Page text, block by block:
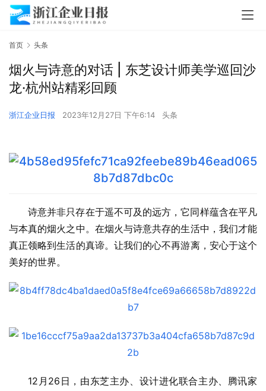
首页 头条
烟火与诗意的对话 | 东芝设计师美学巡回沙
龙·杭州站精彩回顾
浙江企业日报 2023年12月27日 下午6:14 头条
诗意并非只存在于遥不可及的远方，它同样蕴含在平凡
与本真的烟火之中。在烟火与诗意共存的生活中，我们才能
真正领略到生活的真谛。让我们的心不再游离，安心于这个
美好的世界。
12月26日，由东芝主办、设计进化联合主办、腾讯家